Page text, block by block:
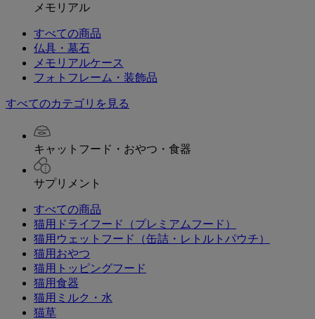
メモリアル
すべての商品
仏具・墓石
メモリアルケース
フォトフレーム・装飾品
すべてのカテゴリを見る
キャットフード・おやつ・食器
サプリメント
すべての商品
猫用ドライフード（プレミアムフード）
猫用ウェットフード（缶詰・レトルトパウチ）
猫用おやつ
猫用トッピングフード
猫用食器
猫用ミルク・水
猫草